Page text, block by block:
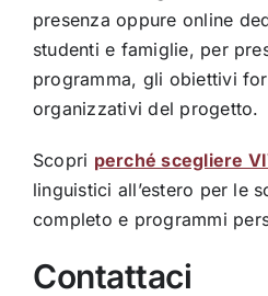
presenza oppure online
studenti e famiglie, per
programma, gli obiettivi
organizzativi del progetto.
Scopri perché scegliere
linguistici all’estero per le
completo e programmi
Contattaci